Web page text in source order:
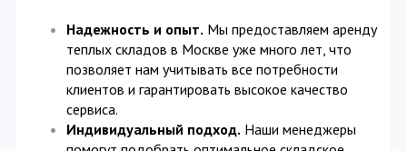
Надежность и опыт. Мы предоставляем аренду
теплых складов в Москве уже много лет, что
позволяет нам учитывать все потребности
клиентов и гарантировать высокое качество
сервиса.
Индивидуальный подход. Наши менеджеры